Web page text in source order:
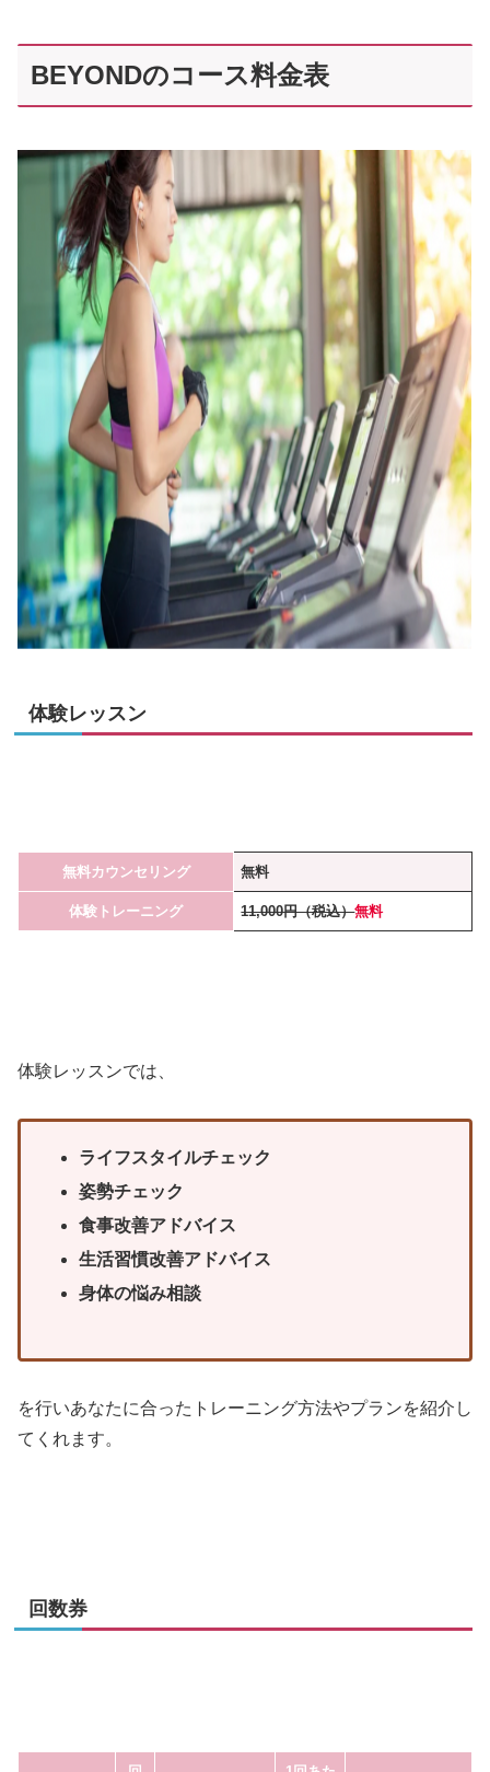
BEYONDのコース料金表
体験レッスン
無料カウンセリング 無料
体験トレーニング 11,000円（税込）無料
体験レッスンでは、
ライフスタイルチェック
姿勢チェック
食事改善アドバイス
生活習慣改善アドバイス
身体の悩み相談
を行いあなたに合ったトレーニング方法やプランを紹介し
てくれます。
回数券